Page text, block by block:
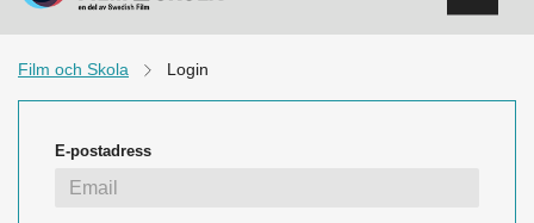
Film och Skola Login
E-postadress